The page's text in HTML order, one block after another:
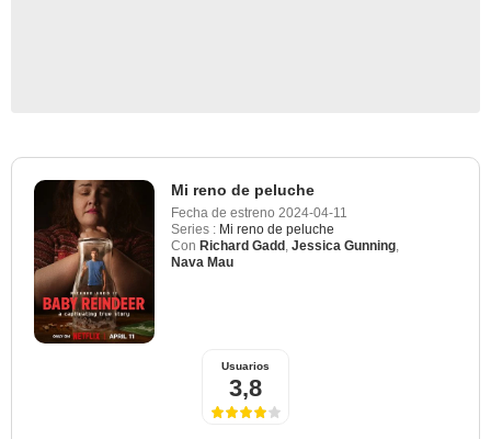
Mi reno de peluche
Fecha de estreno 2024-04-11
Series : Mi reno de peluche
Con Richard Gadd Jessica Gunning
Nava Mau
Usuarios
3,8